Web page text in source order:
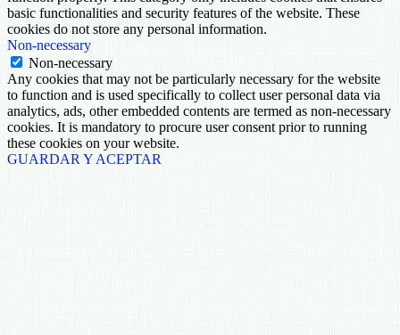
basic functionalities and security features of the website. These
cookies do not store any personal information.
Non-necessary
Non-necessary
Any cookies that may not be particularly necessary for the website
to function and is used specifically to collect user personal data via
analytics, ads, other embedded contents are termed as non-necessary
cookies. It is mandatory to procure user consent prior to running
these cookies on your website.
GUARDAR Y ACEPTAR